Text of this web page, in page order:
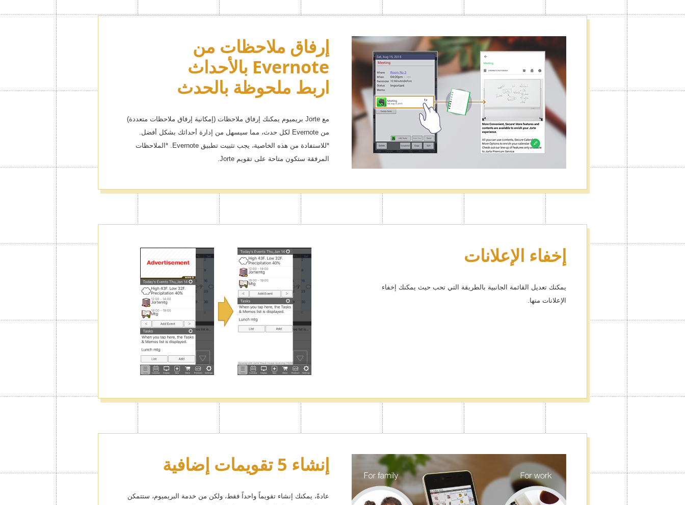
إرفاق ملاحظات من
Evernote بالأحداث
اربط ملحوظة بالحدث
مع Jorte بريميوم يمكنك إرفاق ملاحظات (إمكانية إرفاق ملاحظات متعددة)
من Evernote لكل حدث، مما سيسهل من إدارة أحداثك بشكل أفضل.
*للاستفادة من هذه الخاصية، يجب تثبيت تطبيق Evernote. *الملاحظات
المرفقة ستكون متاحة على تقويم Jorte.
إخفاء الإعلانات
يمكنك تعديل القائمة الجانبية بالطريقة التي تحب حيث يمكنك إخفاء
الإعلانات منها.
إنشاء 5 تقويمات إضافية
عادةً، يمكنك إنشاء تقويماً واحداً فقط، ولكن من خدمة البريميوم، ستتمكن